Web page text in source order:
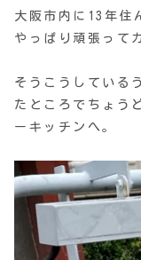
大阪市内に13年住
やっぱり頑張って
そうこうしている
たところでちょう
ーキッチンへ。